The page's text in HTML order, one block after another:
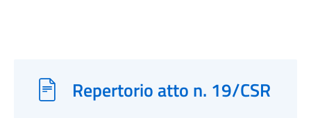
Repertorio atto n. 19/CSR